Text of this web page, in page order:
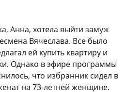
Анна, хотела выйти замуж
Вячеслава. Все было
ей купить квартиру и
Однако в эфире программы
что избранник сидел в
на 73-летней женщине.